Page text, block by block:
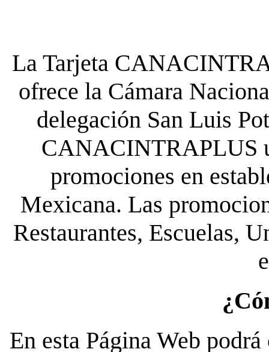
La Tarjeta
ofrece la Cámara
delegación San Luis
CANACINTRAPLUS
promociones en
Mexicana. Las
Restaurantes, Escuelas,
En esta Página Web